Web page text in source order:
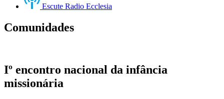
Escute Radio Ecclesia
Comunidades
Iº encontro nacional da infância
missionária